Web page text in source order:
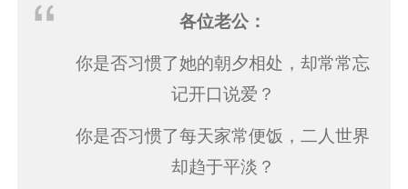
各位老公：
你是否习惯了她的朝夕相处，却常常忘
记开口说爱？
你是否习惯了每天家常便饭，二人世界
却趋于平淡？